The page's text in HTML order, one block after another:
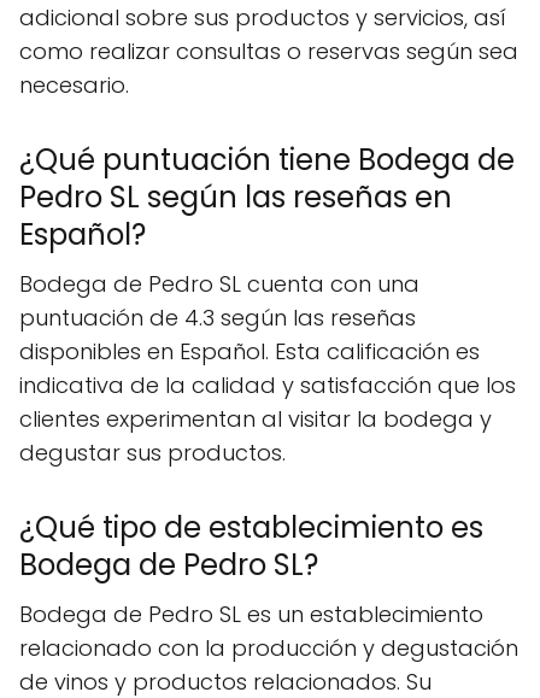
adicional sobre sus productos y servicios, así
como realizar consultas o reservas según sea
necesario.
¿Qué puntuación tiene Bodega de
Pedro SL según las reseñas en
Español?
Bodega de Pedro SL cuenta con una
puntuación de 4.3 según las reseñas
disponibles en Español. Esta calificación es
indicativa de la calidad y satisfacción que los
clientes experimentan al visitar la bodega y
degustar sus productos.
¿Qué tipo de establecimiento es
Bodega de Pedro SL?
Bodega de Pedro SL es un establecimiento
relacionado con la producción y degustación
de vinos y productos relacionados. Su